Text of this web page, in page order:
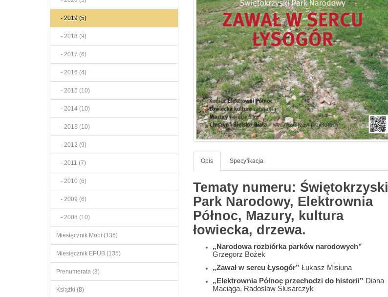
- 2019 (5)
- 2018 (9)
- 2017 (6)
- 2016 (4)
- 2015 (10)
- 2014 (10)
- 2013 (10)
- 2012 (9)
- 2011 (7)
- 2010 (6)
- 2009 (6)
- 2008 (10)
Miesięcznik Mobi (135)
Miesięcznik EPUB (135)
Prenumerata (3)
Książki (8)
Opis Specyfikacja
Tematy numeru: Świętokrzyski
Park Narodowy, Elektrownia
Północ, Mazury, kultura
łowiecka, drzewa.
„Narodowa rozbiórka parków narodowych”
Grzegorz Bożek
„Zawał w sercu Łysogór” Łukasz Misiuna
„Elektrownia Północ przechodzi do historii” Diana
Maciąga, Radosław Ślusarczyk